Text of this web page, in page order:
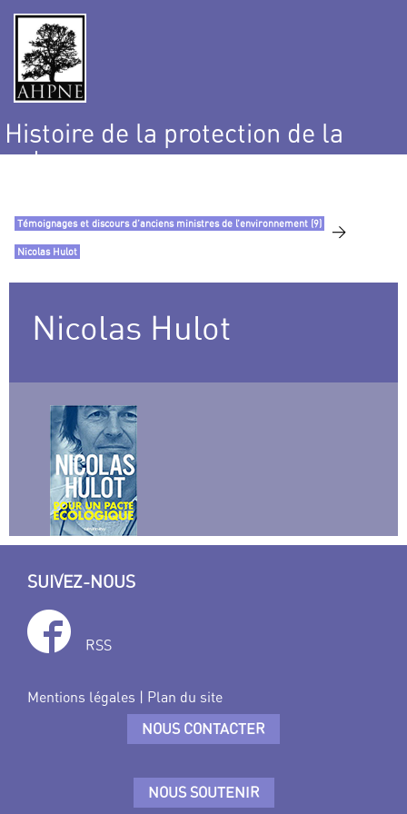
Histoire de la protection de la
nature
Témoignages et discours d’anciens ministres de l’environnement (9) >
Nicolas Hulot
Nicolas Hulot
SUIVEZ-NOUS
RSS
Mentions légales | Plan du site
NOUS CONTACTER
NOUS SOUTENIR